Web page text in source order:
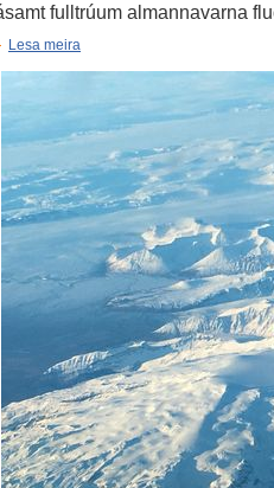
fulltrúum almannavarna
Lesa meira